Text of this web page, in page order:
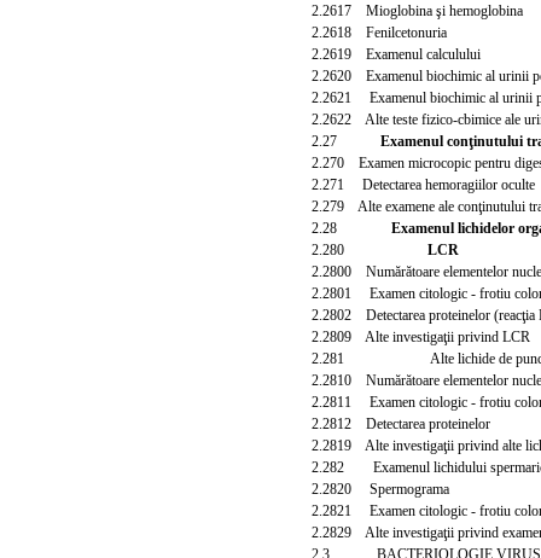
2.2617 Mioglobina şi hemoglobina
2.2618 Fenilcetonuria
2.2619 Examenul calculului
2.2620 Examenul biochimic al urinii
2.2621 Examenul biochimic al urinii
2.2622 Alte teste fizico-cbimice ale
2.27 Examenul conţinutului
2.270 Examen microcopic pentru
2.271 Detectarea hemoragiilor oculte
2.279 Alte examene ale conţinutului
2.28 Examenul lichidelor
2.280 LCR
2.2800 Numărătoare elementelor
2.2801 Examen citologic - frotiu
2.2802 Detectarea proteinelor (reacţia
2.2809 Alte investigaţii privind LCR
2.281 Alte lichide de
2.2810 Numărătoare elementelor
2.2811 Examen citologic - frotiu
2.2812 Detectarea proteinelor
2.2819 Alte investigaţii privind alte
2.282 Examenul lichidului
2.2820 Spermograma
2.2821 Examen citologic - frotiu
2.2829 Alte investigaţii privind
2.3 BACTERIOLOGIE